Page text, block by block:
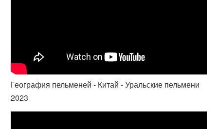
География пельменей - Китай - Уральские пельмени
2023